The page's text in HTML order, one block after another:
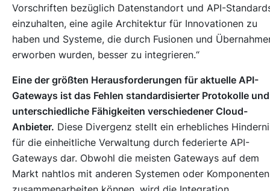
Vorschriften bezüglich Datenstandort und API-
einzuhalten, eine agile Architektur für Innovationen zu
haben und Systeme, die durch Fusionen und
erworben wurden, besser zu integrieren.“
Eine der größten Herausforderungen für aktuelle API-
Gateways ist das Fehlen standardisierter Protokolle und
unterschiedliche Fähigkeiten verschiedener Cloud-
Anbieter. Diese Divergenz stellt ein erhebliches
für die einheitliche Verwaltung durch federierte API-
Gateways dar. Obwohl die meisten Gateways auf dem
Markt nahtlos mit anderen Systemen oder Komponenten